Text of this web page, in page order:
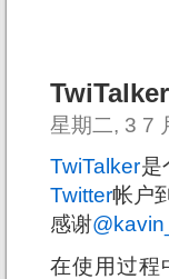
星期二, 3 7
TwiTalker是
Twitter帐户到
感谢
在使用过程